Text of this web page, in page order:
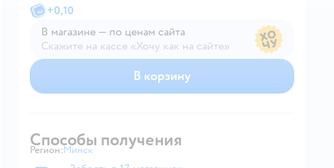
+0,10
В магазине — по ценам сайта
Скажите на кассе «Хочу как на сайте»
В магазине — по ценам сайта
В корзину
Способы получения
Регион: Выбор адреса доставки.
Минск